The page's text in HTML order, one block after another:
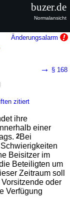
Änderungsalarm
zuletzt geändert
und
→ § 168
zitiert
ihre
einer
2Bei
Beisitzer im
Beteiligten um
Zeitraum soll
Vorsitzende oder
Verfügung
buzer.de
Normalansicht